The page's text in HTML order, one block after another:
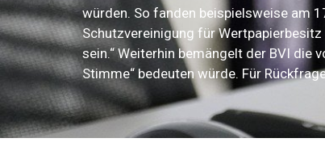
würden. So fanden beispielsweise am
Schutzvereinigung für
sein.“ Weiterhin bemängelt der BVI die
Stimme“ bedeuten würde. Für